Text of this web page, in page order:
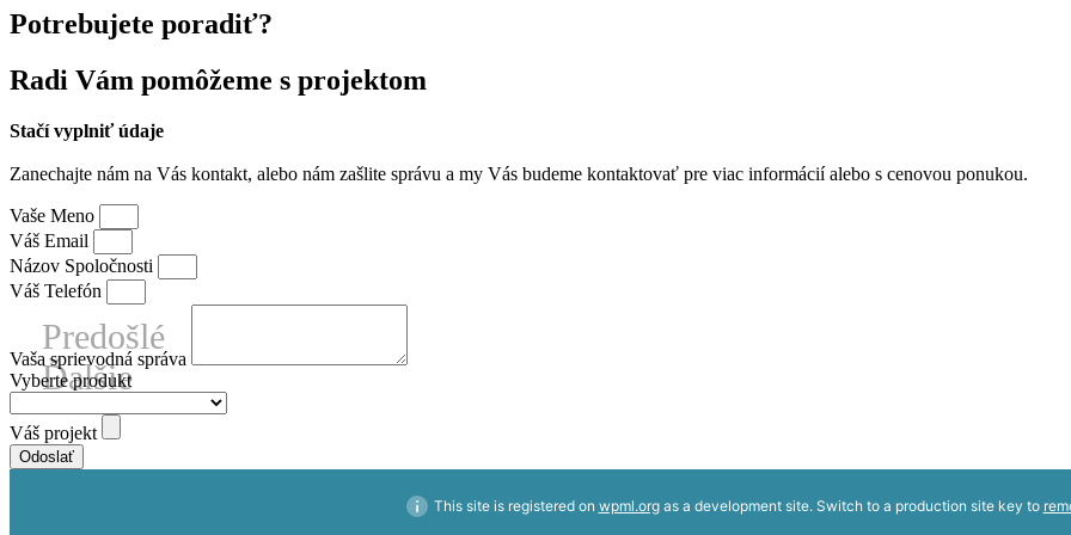
Predošlé
Ďalšie
Potrebujete poradiť?
Radi Vám pomôžeme s projektom
Stačí vyplniť údaje
Zanechajte nám na Vás kontakt, alebo nám zašlite správu a my Vás budeme kontaktovať pre viac informácií alebo s cenovou ponukou.
Vaše Meno
Váš Email
Názov Spoločnosti
Váš Telefón
Vaša sprievodná správa
Vyberte produkt
Váš projekt
Odoslať
This site is registered on wpml.orgas a development site. Switch to a production site key to